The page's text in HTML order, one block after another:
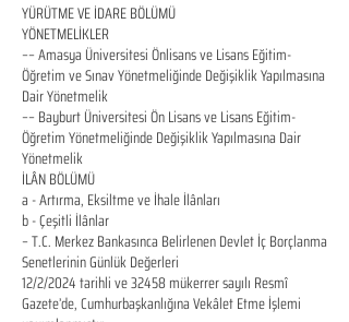
YÜRÜTME VE İDARE BÖLÜMÜ
YÖNETMELİKLER
–– Amasya Üniversitesi Önlisans ve Lisans Eğitim-
Öğretim ve Sınav Yönetmeliğinde Değişiklik Yapılmasına
Dair Yönetmelik
–– Bayburt Üniversitesi Ön Lisans ve Lisans Eğitim-
Öğretim Yönetmeliğinde Değişiklik Yapılmasına Dair
Yönetmelik
İLÂN BÖLÜMÜ
a - Artırma, Eksiltme ve İhale İlânları
b - Çeşitli İlânlar
– T.C. Merkez Bankasınca Belirlenen Devlet İç Borçlanma
Senetlerinin Günlük Değerleri
12/2/2024 tarihli ve 32458 mükerrer sayılı Resmî
Gazete’de, Cumhurbaşkanlığına Vekâlet Etme İşlemi